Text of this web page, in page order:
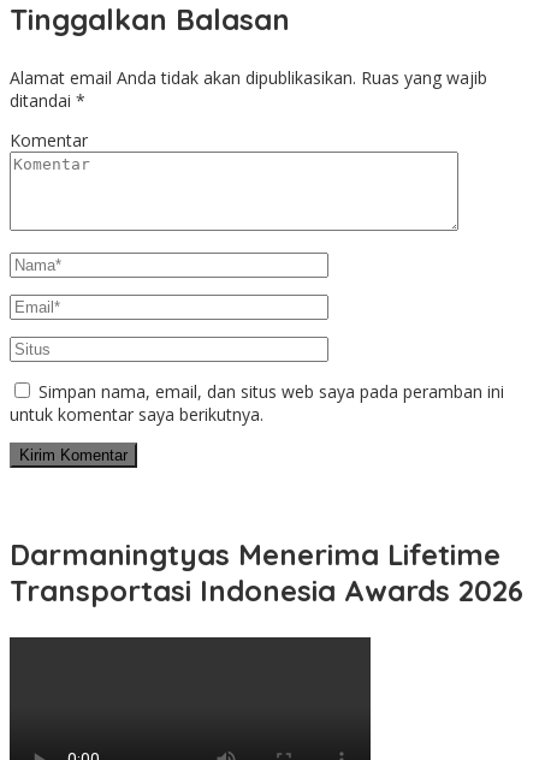
Tinggalkan Balasan
Alamat email Anda tidak akan dipublikasikan. Ruas yang wajib
ditandai *
Komentar
Simpan nama, email, dan situs web saya pada peramban ini
untuk komentar saya berikutnya.
Darmaningtyas Menerima Lifetime
Transportasi Indonesia Awards 2026